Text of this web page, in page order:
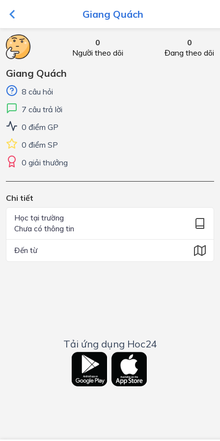
Giang Quách
0
Người theo dõi
0
Đang theo dõi
Giang Quách
8 câu hỏi
7 câu trả lời
0 điểm GP
0 điểm SP
0 giải thưởng
Chi tiết
Học tại trường
Chưa có thông tin
Đến từ
Tải ứng dụng Hoc24